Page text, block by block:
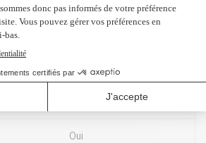
2000 pages
Entrée manuelle : 250
Oui